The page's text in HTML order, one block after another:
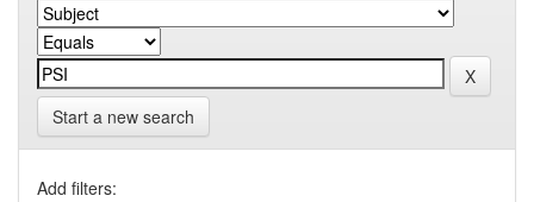
Start a new search
Add filters: